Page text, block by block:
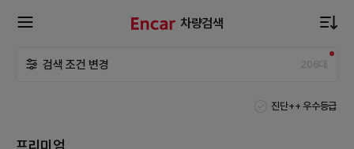
차량검색
검색 조건 변경 206대
진단++ 우수등급
프리미엄